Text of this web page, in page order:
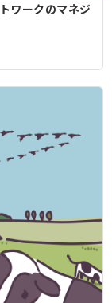
ワークのマネジ